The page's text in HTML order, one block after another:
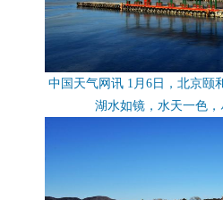
中国天气网讯 1月6日，北京颐
湖水如镜，水天一色